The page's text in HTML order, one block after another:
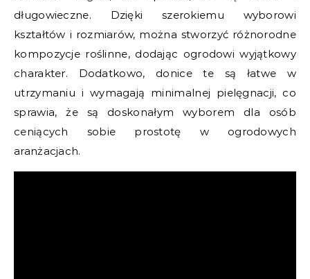
długowieczne. Dzięki szerokiemu wyborowi
kształtów i rozmiarów, można stworzyć różnorodne
kompozycje roślinne, dodając ogrodowi wyjątkowy
charakter. Dodatkowo, donice te są łatwe w
utrzymaniu i wymagają minimalnej pielęgnacji, co
sprawia, że są doskonałym wyborem dla osób
ceniących sobie prostotę w ogrodowych
aranżacjach.